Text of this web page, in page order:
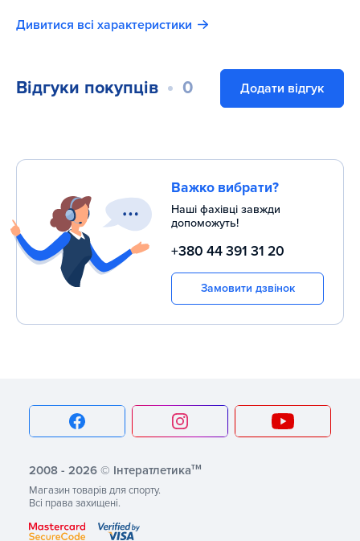
Дивитися всі характеристики
Відгуки покупців 0 Додати відгук
Важко вибрати?
Наші фахівці завжди
допоможуть!
+380 44 391 31 20
Замовити дзвінок
2008 - 2026 © Інтератлетикатм
Магазин товарів для спорту.
Всі права захищені.